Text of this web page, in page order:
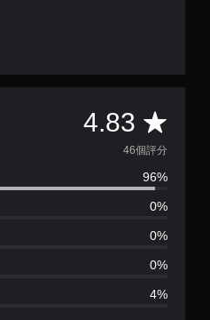
4.83 平
均
評
分
46個評分
96%
0%
0%
0%
4%